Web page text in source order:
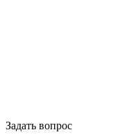
Задать вопрос